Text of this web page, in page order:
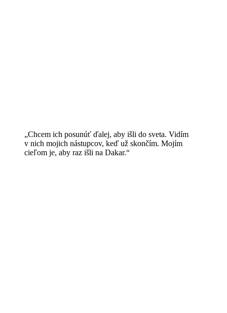
„Chcem ich posunúť ďalej, aby išli do sveta. Vidím
v nich mojich nástupcov, keď už skončím. Mojím
cieľom je, aby raz išli na Dakar.“